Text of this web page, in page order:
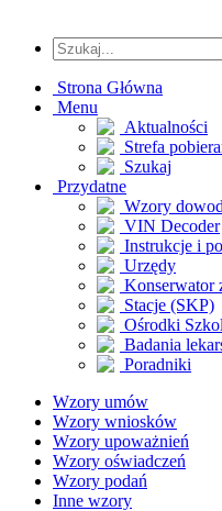
Strona Główna
Menu
Aktualności
Strefa
Szukaj
Przydatne
Wzory
VIN Decoder
Instrukcje i
Urzędy
Konserwator
Stacje (SKP)
Ośrodki
Badania
Poradniki
Wzory umów
Wzory wniosków
Wzory upoważnień
Wzory oświadczeń
Wzory podań
Inne wzory